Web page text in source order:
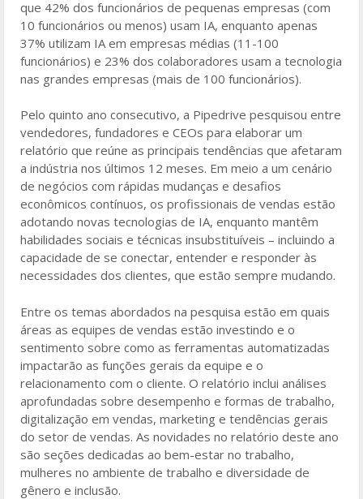
que 42% dos funcionários de pequenas empresas (com
10 funcionários ou menos) usam IA, enquanto apenas
37% utilizam IA em empresas médias (11-100
funcionários) e 23% dos colaboradores usam a tecnologia
nas grandes empresas (mais de 100 funcionários).
Pelo quinto ano consecutivo, a Pipedrive pesquisou entre
vendedores, fundadores e CEOs para elaborar um
relatório que reúne as principais tendências que afetaram
a indústria nos últimos 12 meses. Em meio a um cenário
de negócios com rápidas mudanças e desafios
econômicos contínuos, os profissionais de vendas estão
adotando novas tecnologias de IA, enquanto mantêm
habilidades sociais e técnicas insubstituíveis – incluindo a
capacidade de se conectar, entender e responder às
necessidades dos clientes, que estão sempre mudando.
Entre os temas abordados na pesquisa estão em quais
áreas as equipes de vendas estão investindo e o
sentimento sobre como as ferramentas automatizadas
impactarão as funções gerais da equipe e o
relacionamento com o cliente. O relatório inclui análises
aprofundadas sobre desempenho e formas de trabalho,
digitalização em vendas, marketing e tendências gerais
do setor de vendas. As novidades no relatório deste ano
são seções dedicadas ao bem-estar no trabalho,
mulheres no ambiente de trabalho e diversidade de
gênero e inclusão.